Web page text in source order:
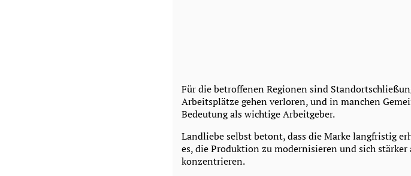
Für die betroffenen Regionen sind
Arbeitsplätze gehen verloren, und in manchen
Bedeutung als wichtige Arbeitgeber.
Landliebe selbst betont, dass die Marke langfristig
es, die Produktion zu modernisieren und sich
konzentrieren.